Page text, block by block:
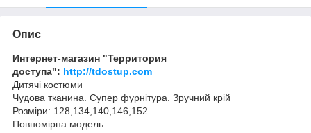
Опис
Интернет-магазин "Территория
доступа": http://tdostup.com
Дитячі костюми
Чудова тканина. Супер фурнітура. Зручний крій
Розміри: 128,134,140,146,152
Повномірна модель